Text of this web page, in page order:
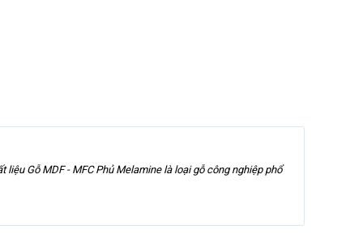
liệu Gỗ MDF - MFC Phủ Melamine là loại gỗ công nghiệp phổ